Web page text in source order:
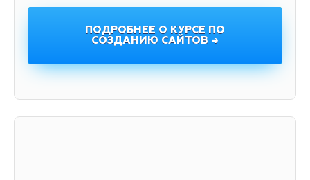
ПОДРОБНЕЕ О КУРСЕ ПО
СОЗДАНИЮ САЙТОВ →